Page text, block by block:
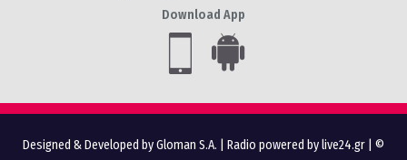
Download App
Designed & Developed by Gloman S.A. Radio powered by live24.gr | ©